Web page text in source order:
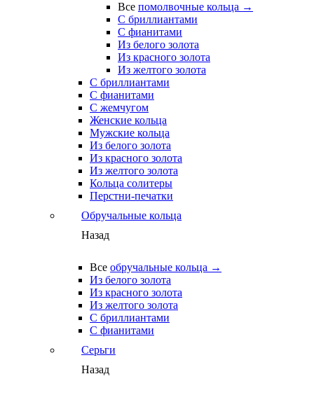
Все помолвочные кольца →
С бриллиантами
С фианитами
Из белого золота
Из красного золота
Из желтого золота
С бриллиантами
С фианитами
С жемчугом
Женские кольца
Мужские кольца
Из белого золота
Из красного золота
Из желтого золота
Кольца солитеры
Перстни-печатки
Обручальные кольца
Назад
Все обручальные кольца →
Из белого золота
Из красного золота
Из желтого золота
С бриллиантами
С фианитами
Серьги
Назад